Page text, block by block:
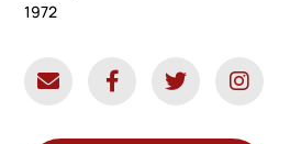
1972